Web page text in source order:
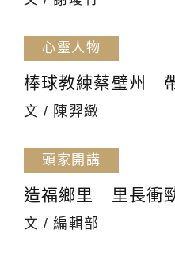
心靈人物
棒球教練蔡璧州
文 / 陳羿緻
頭家開講
造福鄉里 里長衝
文 / 編輯部